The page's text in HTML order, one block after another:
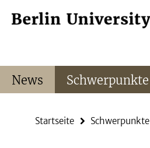
direkt
Service-
News Schwerpunkte
Startseite Schwerpunkte